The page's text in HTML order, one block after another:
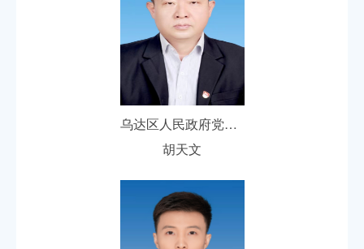
乌达区人民政府党组成员、副区长
胡天文